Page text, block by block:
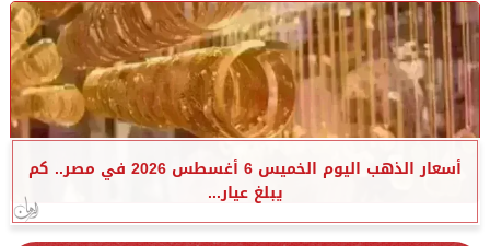
أسعار الذهب اليوم الخميس 6 أغسطس 2026 في مصر.. كم
يبلغ عيار...